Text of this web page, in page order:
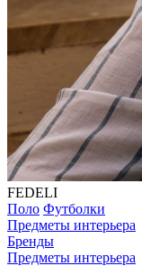
FEDELI
Поло Футболки
Предметы интерьера
Бренды
Предметы интерьера